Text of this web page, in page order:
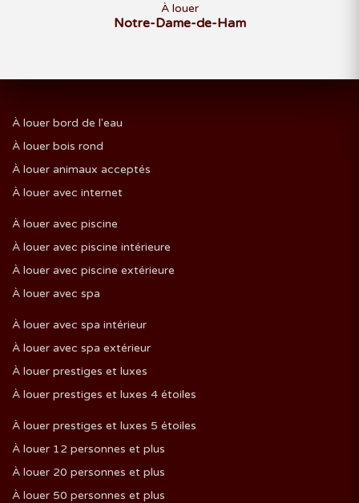
À louer
Notre-Dame-de-Ham
À louer bord de l'eau
À louer bois rond
À louer animaux acceptés
À louer avec internet
À louer avec piscine
À louer avec piscine intérieure
À louer avec piscine extérieure
À louer avec spa
À louer avec spa intérieur
À louer avec spa extérieur
À louer prestiges et luxes
À louer prestiges et luxes 4 étoiles
À louer prestiges et luxes 5 étoiles
À louer 12 personnes et plus
À louer 20 personnes et plus
À louer 50 personnes et plus